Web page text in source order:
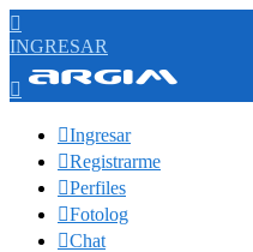

INGRESAR

Ingresar
Registrarme
Perfiles
Fotolog
Chat